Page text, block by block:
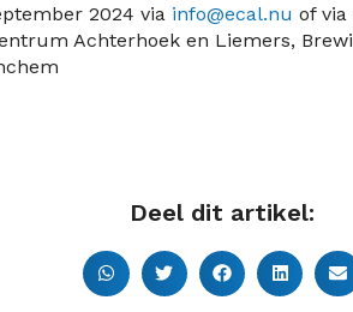
2024 via info@ecal.nu of via
Achterhoek en Liemers,
Deel dit artikel: